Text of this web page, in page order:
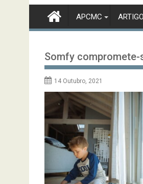
APCMC
Somfy
14 Outubro, 2021